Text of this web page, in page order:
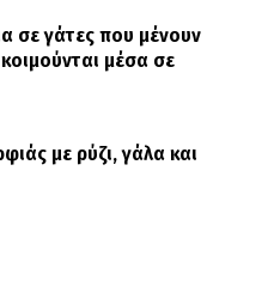
σε γάτες που μένουν
μέσα σε
με ρύζι, γάλα και